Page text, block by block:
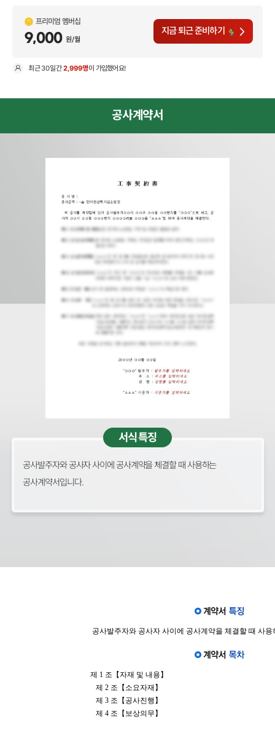
프리미엄 멤버십
9,000 원/월
지금 퇴근 준비하기
최근30일간2,999명이 가입했어요!
공사계약서
서식 특징
공사발주자와 공사자 사이에 공사계약을 체결할 때 사용하는
공사계약서입니다.
공사발주자와 공사자 사이에 공사계약을 체결할 때 사
제 1 조【자재 및 내용】
제 2 조【소요자재】
제 3 조【공사진행】
제 4 조【보상의무】